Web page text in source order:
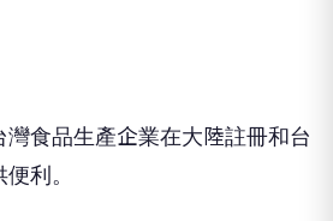
食品生產企業在大陸註冊和台
利。